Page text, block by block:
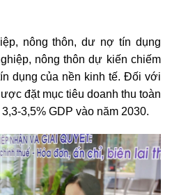
nông thôn, dư nợ tín dụng
nông thôn dự kiến chiếm
dụng của nền kinh tế. Đối với
đặt mục tiêu doanh thu toàn
3,5% GDP vào năm 2030.